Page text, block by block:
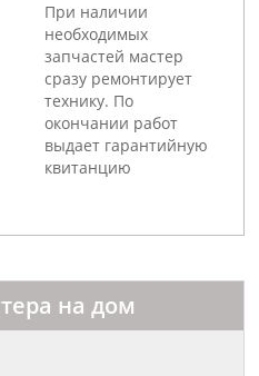
При наличии
необходимых
запчастей мастер
сразу ремонтирует
технику. По
окончании работ
выдает гарантийную
квитанцию
на дом